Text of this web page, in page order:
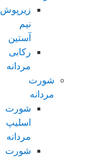
زیرپوش
نیم
آستین
رکابی
مردانه
شورت
مردانه
شورت
اسلیپ
مردانه
شورت